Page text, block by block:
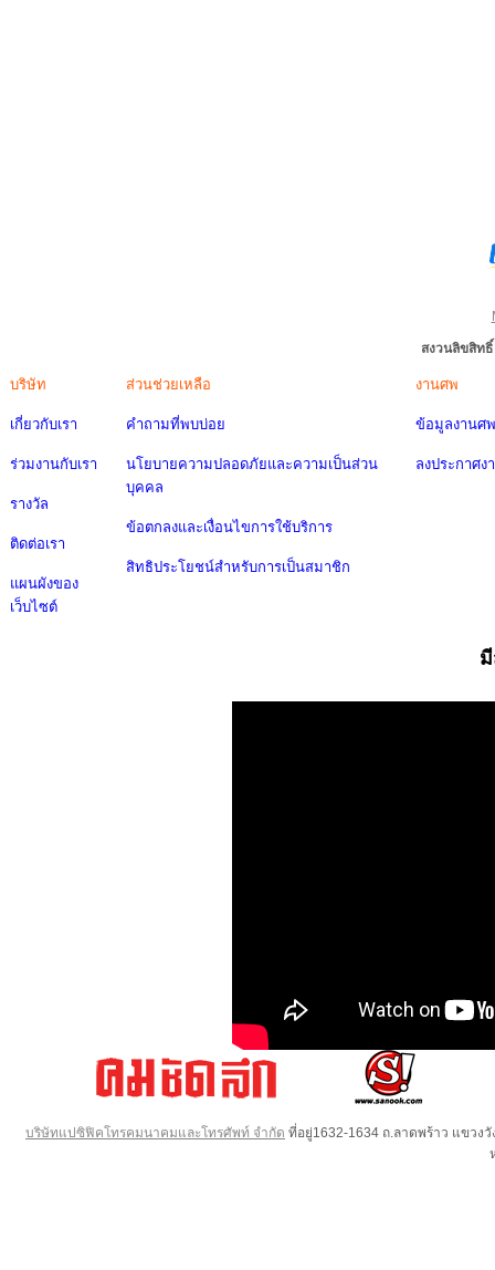
สงวนลิขสิท
บริษัท
เกี่ยวกับเรา
ร่วมงานกับเรา
รางวัล
ติดต่อเรา
แผนผังของ
เว็บไซต์
ส่วนช่วยเหลือ
คำถามที่พบบ่อย
นโยบายความปลอดภัยและความเป็นส่วน
บุคคล
ข้อตกลงและเงื่อนไขการใช้บริการ
สิทธิประโยชน์สำหรับการเป็นสมาชิก
งานศพ
ข้อมูลงานศพ
ลงประกาศง
บริษัทแปซิฟิคโทรคมนาคมและโทรศัพท์ จำกัด ที่อยู่1632-1634 ถ.ลาดพร้าว แขวง